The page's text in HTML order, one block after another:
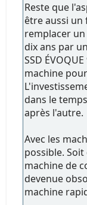
Reste que
être aussi un
remplacer
dix ans par
SSD
machine
dans le
après l'autre.
Avec les
possible.
machine de
devenue
machine